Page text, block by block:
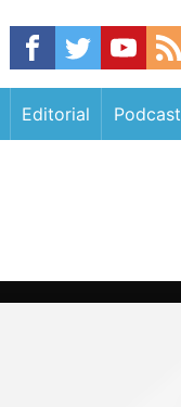
Editorial Podcast